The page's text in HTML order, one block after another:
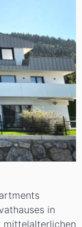
in
mittelalterlichen